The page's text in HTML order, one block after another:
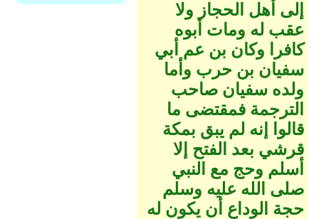
إلى أهل الحجاز ولا
عقب له ومات أبوه
كافرا وكان بن عم أبي
سفيان بن حرب وأما
ولده سفيان صاحب
الترجمة فمقتضى ما
قالوا إنه لم يبق بمكة
قرشي بعد الفتح إلا
أسلم وحج مع النبي
صلى الله عليه وسلم
حجة الوداع أن يكون له